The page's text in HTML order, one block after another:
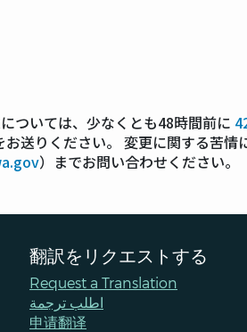
ついては、少なくとも48時間前に
お送りください。 変更に関する苦
）までお問い合わせください。
翻訳をリクエストする
Request a Translation
اطلب ترجمة
申请翻译